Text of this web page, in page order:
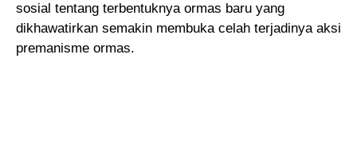
sosial tentang terbentuknya ormas baru yang
dikhawatirkan semakin membuka celah terjadinya aksi
premanisme ormas.